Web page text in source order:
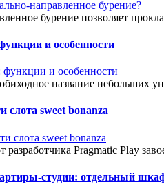
бурение позволяет
и особенности
название небольших
слота sweet bonanza
разработчика Pragmatic Play
студии: отдельный